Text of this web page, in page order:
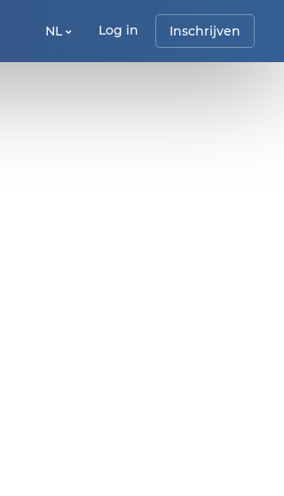
NL Log in Inschrijven